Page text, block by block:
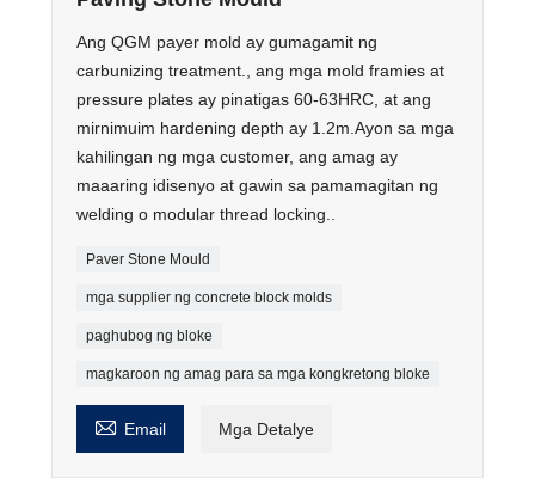
Ang QGM payer mold ay gumagamit ng
carbunizing treatment., ang mga mold framies at
pressure plates ay pinatigas 60-63HRC, at ang
mirnimuim hardening depth ay 1.2m.Ayon sa mga
kahilingan ng mga customer, ang amag ay
maaaring idisenyo at gawin sa pamamagitan ng
welding o modular thread locking..
Paver Stone Mould
mga supplier ng concrete block molds
paghubog ng bloke
magkaroon ng amag para sa mga kongkretong bloke
 Email Mga Detalye